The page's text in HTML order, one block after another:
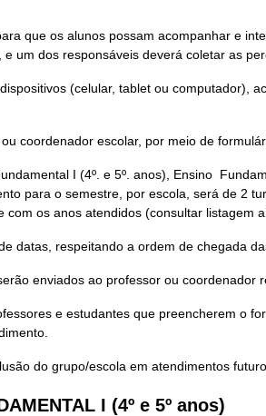
que os alunos possam acompanhar e
um dos responsáveis deverá coletar as
(celular, tablet ou computador),
coordenador escolar, por meio de
I (4º. e 5º. anos), Ensino
para o semestre, por escola, será de 2
os anos atendidos (consultar listagem
datas, respeitando a ordem de chegada
enviados ao professor ou
e estudantes que preencherem o
do grupo/escola em atendimentos
I (4º e 5º anos)